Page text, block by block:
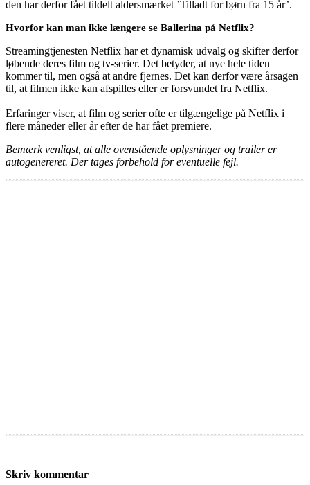
den har derfor fået tildelt aldersmærket ’Tilladt for børn fra 15 år’.
Hvorfor kan man ikke længere se Ballerina på Netflix?
Streamingtjenesten Netflix har et dynamisk udvalg og skifter derfor
løbende deres film og tv-serier. Det betyder, at nye hele tiden
kommer til, men også at andre fjernes. Det kan derfor være årsagen
til, at filmen ikke kan afspilles eller er forsvundet fra Netflix.
Erfaringer viser, at film og serier ofte er tilgængelige på Netflix i
flere måneder eller år efter de har fået premiere.
Bemærk venligst, at alle ovenstående oplysninger og trailer er
autogenereret. Der tages forbehold for eventuelle fejl.
Skriv kommentar